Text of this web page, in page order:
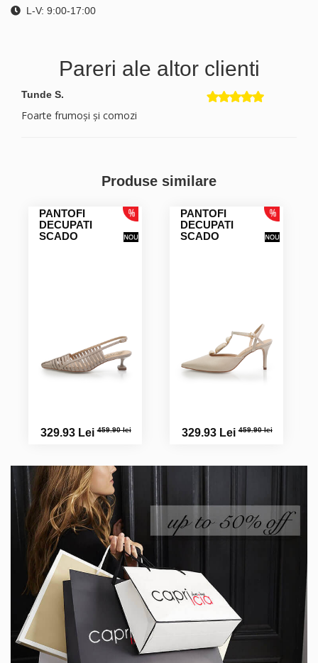
L-V: 9:00-17:00
Pareri ale altor clienti
Tunde S.
Foarte frumoși și comozi
Produse similare
PANTOFI
DECUPATI
SCADO
329.93 Lei459.90 lei
PANTOFI
DECUPATI
SCADO
329.93 Lei459.90 lei